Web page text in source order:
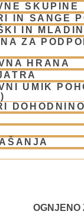
SKUPINE
IN SANGE
IN
ZA
HRANA
UMIK
DOHODNINO
OGNJENO